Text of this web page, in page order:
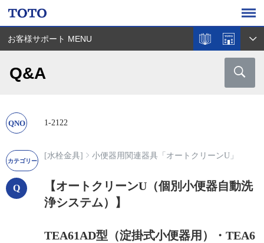
お客様サポート MENU
Q&A
1-2122
[水栓金具] 小便器用関連器具「オートクリーンU」
【オートクリーンU（個別小便器自動洗
浄システム）】
TEA61AD型（淀掛式小便器用）・TEA6